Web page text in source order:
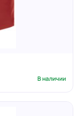
В наличии